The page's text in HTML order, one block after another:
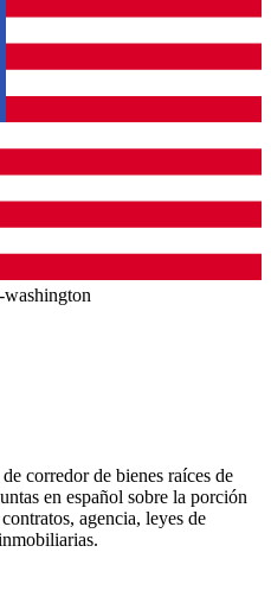
washington
corredor de bienes raíces de
en español sobre la porción
agencia, leyes de